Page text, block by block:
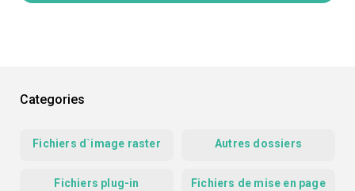
Categories
Fichiers d`image raster Autres dossiers
Fichiers plug-in Fichiers de mise en page